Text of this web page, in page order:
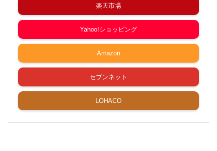
楽天市場
Yahoo!ショッピング
Amazon
セブンネット
LOHACO